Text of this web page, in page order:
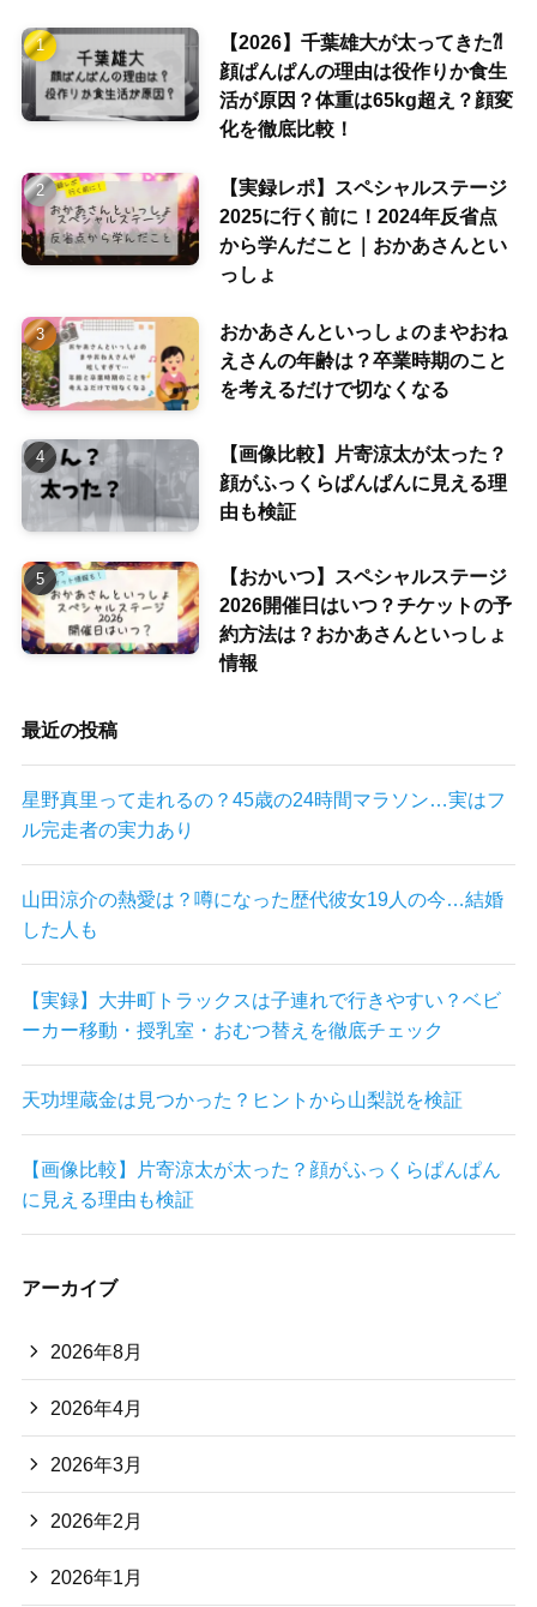
【2026】千葉雄大が太ってきた⁈
顔ぱんぱんの理由は役作りか食生
活が原因？体重は65kg超え？顔変
化を徹底比較！
【実録レポ】スペシャルステージ
2025に行く前に！2024年反省点
から学んだこと｜おかあさんとい
っしょ
おかあさんといっしょのまやおね
えさんの年齢は？卒業時期のこと
を考えるだけで切なくなる
【画像比較】片寄涼太が太った？
顔がふっくらぱんぱんに見える理
由も検証
【おかいつ】スペシャルステージ
2026開催日はいつ？チケットの予
約方法は？おかあさんといっしょ
情報
最近の投稿
星野真里って走れるの？45歳の24時間マラソン…実はフ
ル完走者の実力あり
山田涼介の熱愛は？噂になった歴代彼女19人の今…結婚
した人も
【実録】大井町トラックスは子連れで行きやすい？ベビ
ーカー移動・授乳室・おむつ替えを徹底チェック
天功埋蔵金は見つかった？ヒントから山梨説を検証
【画像比較】片寄涼太が太った？顔がふっくらぱんぱん
に見える理由も検証
アーカイブ
2026年8月
2026年4月
2026年3月
2026年2月
2026年1月